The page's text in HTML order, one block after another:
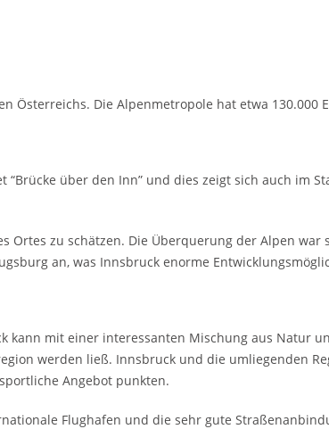
Österreichs. Die Alpenmetropole hat etwa
über den Inn” und dies zeigt sich auch im
Ortes zu schätzen. Die Überquerung der Alpen
an, was Innsbruck enorme
kann mit einer interessanten Mischung aus Natur
werden ließ. Innsbruck und die umliegenden
Angebot punkten.
Flughafen und die sehr gute